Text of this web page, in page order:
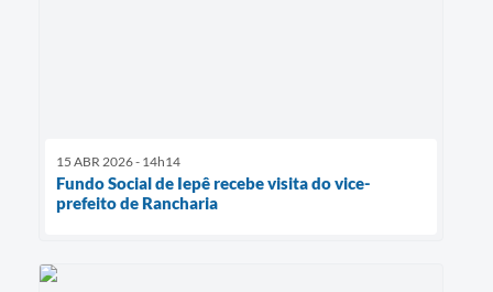
15 ABR 2026 - 14h14
Fundo Social de Iepê recebe visita do vice-
prefeito de Rancharia